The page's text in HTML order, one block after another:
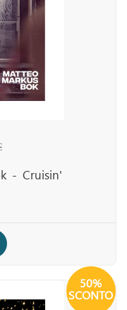
- Cruisin'
50%
SCONTO